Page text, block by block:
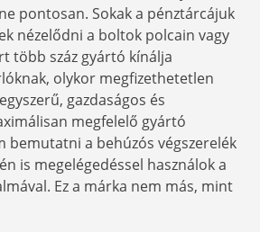
pontosan. Sokak a pénztárcájuk
nézelődni a boltok polcain vagy
több száz gyártó kínálja
olykor megfizethetetlen
gazdaságos és
megfelelő gyártó
bemutatni a behúzós végszerelék
is megelégedéssel használok a
Ez a márka nem más, mint